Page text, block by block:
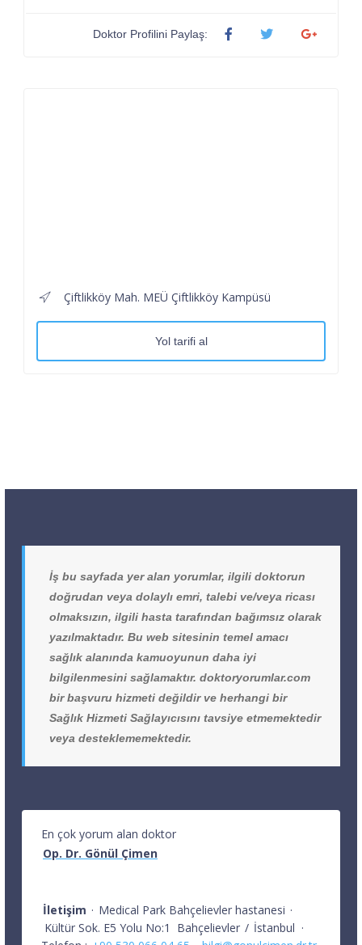
Doktor Profilini Paylaş:
Çiftlikköy Mah. MEÜ Çiftlikköy Kampüsü
Yol tarifi al
İş bu sayfada yer alan yorumlar, ilgili doktorun
doğrudan veya dolaylı emri, talebi ve/veya ricası
olmaksızın, ilgili hasta tarafından bağımsız olarak
yazılmaktadır. Bu web sitesinin temel amacı
sağlık alanında kamuoyunun daha iyi
bilgilenmesini sağlamaktır. doktoryorumlar.com
bir başvuru hizmeti değildir ve herhangi bir
Sağlık Hizmeti Sağlayıcısını tavsiye etmemektedir
veya desteklememektedir.
En çok yorum alan doktor
Op. Dr. Gönül Çimen
İletişim · Medical Park Bahçelievler hastanesi ·
Kültür Sok. E5 Yolu No:1
Bahçelievler / İstanbul ·